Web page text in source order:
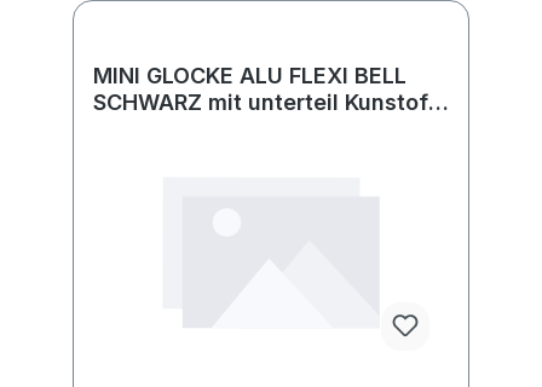
MINI GLOCKE ALU FLEXI BELL
SCHWARZ mit unterteil Kunstoff